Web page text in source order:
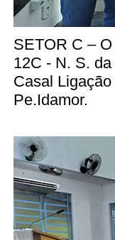
SETOR C –
12C - N. S.
Casal
Pe.Idamor.